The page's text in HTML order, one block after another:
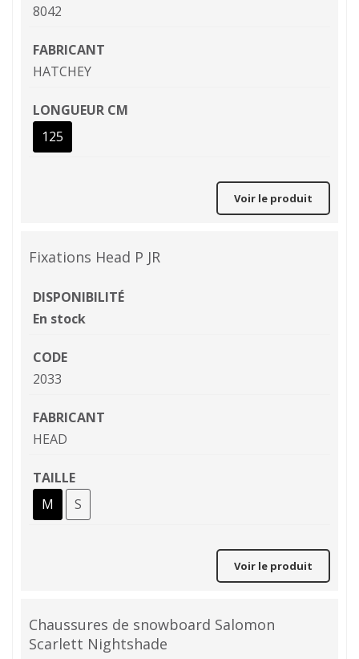
8042
FABRICANT
HATCHEY
LONGUEUR CM
125
Voir le produit
Fixations Head P JR
DISPONIBILITÉ
En stock
CODE
2033
FABRICANT
HEAD
TAILLE
M
S
Voir le produit
Chaussures de snowboard Salomon
Scarlett Nightshade